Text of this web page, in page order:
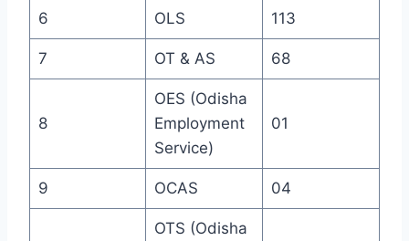
6 OLS 113
7 OT & AS 68
8
OES (Odisha
Employment
Service)
01
9 OCAS 04
OTS (Odisha